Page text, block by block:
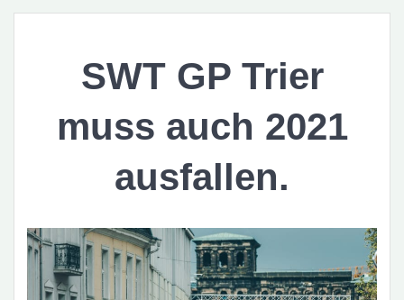
SWT GP Trier
muss auch 2021
ausfallen.